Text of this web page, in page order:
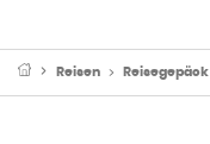
Reisen Reisegepäck